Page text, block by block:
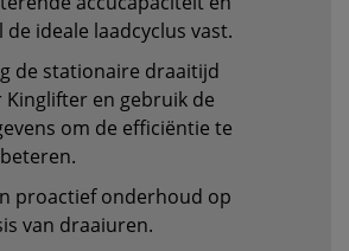
de ideale laadcyclus vast.
de stationaire draaitijd
Kinglifter en gebruik de
om de efficiëntie te
proactief onderhoud op
van draaiuren.